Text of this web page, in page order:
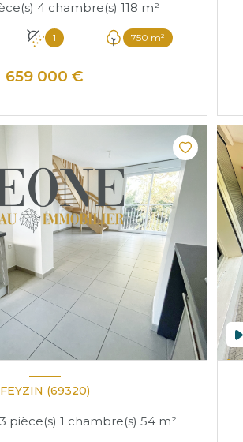
Maison 5 pièce(s) 4 chambre(s) 118 m²
1 750 m²
659 000 €
FEYZIN (69320)
Appartement 3 pièce(s) 1 chambre(s) 54 m²